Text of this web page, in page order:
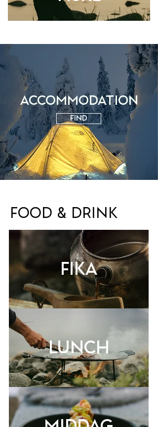
Accommodation
Find
Food & Drink
Fika
Lunch